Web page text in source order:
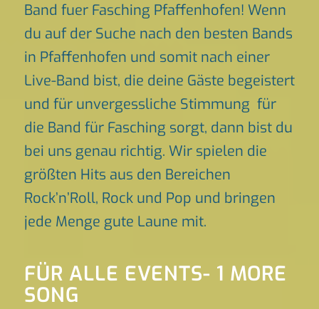
Band fuer Fasching Pfaffenhofen! Wenn
du auf der Suche nach den besten Bands
in Pfaffenhofen und somit nach einer
Live-Band bist, die deine Gäste begeistert
und für unvergessliche Stimmung für
die Band für Fasching sorgt, dann bist du
bei uns genau richtig. Wir spielen die
größten Hits aus den Bereichen
Rock’n’Roll, Rock und Pop und bringen
jede Menge gute Laune mit.
FÜR ALLE EVENTS- 1 MORE
SONG